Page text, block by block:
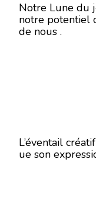
Notre Lune du
notre potentiel
de nous .
L’éventail
ue son